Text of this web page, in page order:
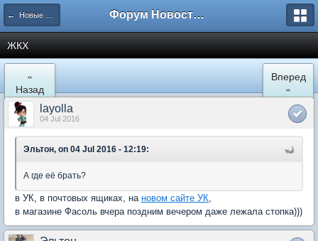
← Новые Водники Форум Новостройки
ЖКХ
«
Назад
Вперед
»
layolla
04 Jul 2016
Эльтон, on 04 Jul 2016 - 12:19:
А где её брать?
в УК, в почтовых ящиках, на новом сайте УК,
в магазине Фасоль вчера поздним вечером даже лежала стопка)))